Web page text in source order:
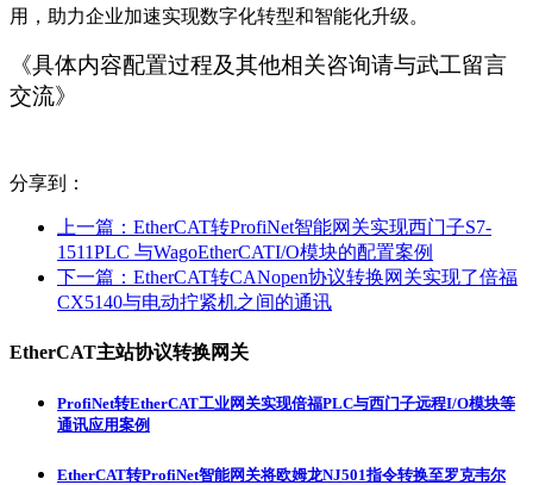
用，助力企业加速实现数字化转型和智能化升级。
《具体内容配置过程及其他相关咨询请与武工留言
交流》
分享到：
上一篇： EtherCAT转ProfiNet智能网关实现西门子S7-
1511PLC 与WagoEtherCATI/O模块的配置案例
下一篇： EtherCAT转CANopen协议转换网关实现了倍福
CX5140与电动拧紧机之间的通讯
EtherCAT主站协议转换网关
ProfiNet转EtherCAT工业网关实现倍福PLC与西门子远程I/O模块等
通讯应用案例
EtherCAT转ProfiNet智能网关将欧姆龙NJ501指令转换至罗克韦尔